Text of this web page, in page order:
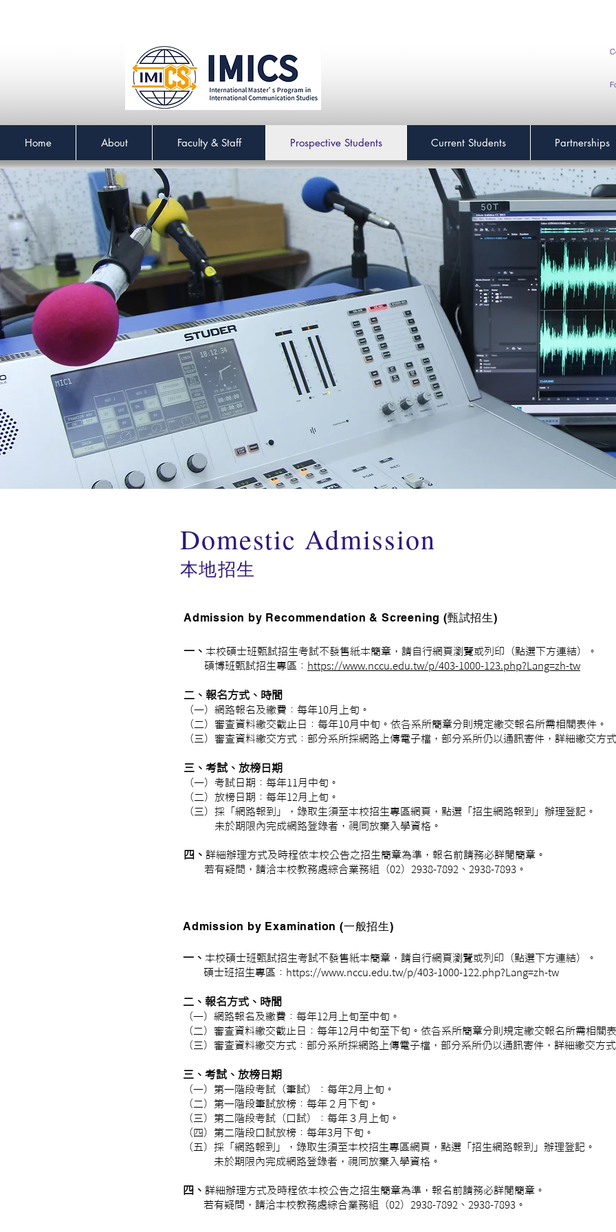
Home About Faculty & Staff Prospective Students Current Students Partnerships
Domestic Admission
​本地招生
Admission by Recommendation & Screening (甄試招生)
一、 本校碩士班甄試招生考試不發售紙本簡章，請自行網頁瀏覽或列印（點選下方連結）。
碩博班甄試招生專區： https://www.nccu.edu.tw/p/403-1000-123.php?Lang=zh-tw
二、報名方式、時間
（一）網路報名及繳費：每年10月上旬。
（二）審查資料繳交截止日：每年10月中旬。依各系所簡章分則規定繳交報名所需相關表件。
（三）審查資料繳交方式：部分系所採網路上傳電子檔，部分系所仍以通訊寄件，詳細繳交方
三、考試、放榜日期
（一）考試日期：每年11月中旬。
（二）放榜日期：每年12月上旬。
（三）採「網路報到」，錄取生須至本校招生專區網頁，點選「招生網路報到」辦理登記。
未於期限內完成網路登錄者，視同放棄入學資格。
四、 詳細辦理方式及時程依本校公告之招生簡章為準，報名前請務必詳閱簡章。
若有疑問，請洽本校教務處綜合業務組（02）2938-7892、2938-7893。
Admission by Examination (一般招生)
一、 本校碩士班甄試招生考試不發售紙本簡章，請自行網頁瀏覽或列印（點選下方連結）。
碩士班招生專區： https://www.nccu.edu.tw/p/403-1000-122.php?Lang=zh-tw
二、報名方式、時間
（一）網路報名及繳費：每年12月上旬至中旬。
（二）審查資料繳交截止日：每年12月中旬至下旬。依各系所簡章分則規定繳交報名所需相關表
（三）審查資料繳交方式：部分系所採網路上傳電子檔，部分系所仍以通訊寄件，詳細繳交方
三、考試、放榜日期
（一）第一階段考試（筆試）：每年2月上旬。
（二）第一階段筆試放榜：每年２月下旬。
（三）第二階段考試（口試）：每年３月上旬。
（四）第二階段口試放榜：每年3月下旬。
（五）採「網路報到」，錄取生須至本校招生專區網頁，點選「招生網路報到」辦理登記。
未於期限內完成網路登錄者，視同放棄入學資格。
四、 詳細辦理方式及時程依本校公告之招生簡章為準，報名前請務必詳閱簡章。
若有疑問，請洽本校教務處綜合業務組（02）2938-7892、2938-7893。